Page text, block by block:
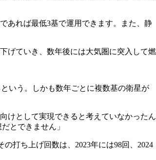
あれば最低3基で運用できます。また、静
げていき、数年後には大気圏に突入して燃
いう。しかも数年ごとに複数基の衛星が
けとして実現できると考えていなかったん
とできません」
打ち上げ回数は、2023年には98回、2024